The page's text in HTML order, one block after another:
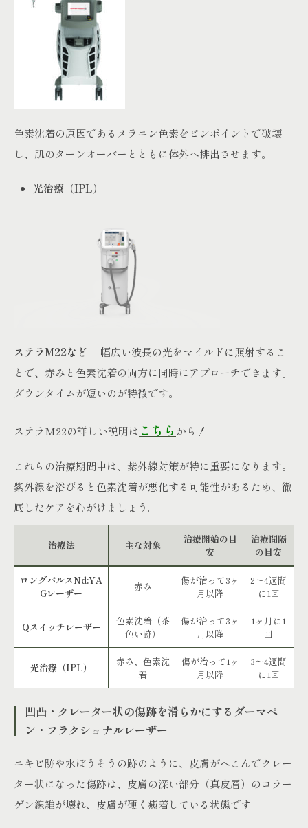
色素沈着の原因であるメラニン色素をピンポイントで破壊
し、肌のターンオーバーとともに体外へ排出させます。
光治療（IPL）
ステラM22など 幅広い波長の光をマイルドに照射するこ
とで、赤みと色素沈着の両方に同時にアプローチできます。
ダウンタイムが短いのが特徴です。
ステラM22の詳しい説明は こちら から！
これらの治療期間中は、紫外線対策が特に重要になります。
紫外線を浴びると色素沈着が悪化する可能性があるため、徹
底したケアを心がけましょう。
治療法 主な対象
治療開始の目
安
治療間隔
の目安
ロングパルスNd:YA
Gレーザー
赤み
傷が治って3ヶ
月以降
2～4週間
に1回
Qスイッチレーザー
色素沈着（茶
色い跡）
傷が治って3ヶ
月以降
1ヶ月に1
回
光治療（IPL）
赤み、色素沈
着
傷が治って1ヶ
月以降
3～4週間
に1回
凹凸・クレーター状の傷跡を滑らかにするダーマペ
ン・フラクショナルレーザー
ニキビ跡や水ぼうそうの跡のように、皮膚がへこんでクレー
ター状になった傷跡は、皮膚の深い部分（真皮層）のコラー
ゲン線維が壊れ、皮膚が硬く癒着している状態です。